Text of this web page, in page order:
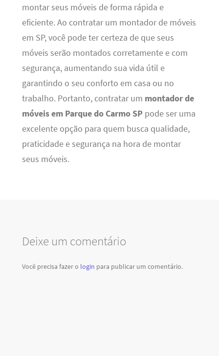
montar seus móveis de forma rápida e
eficiente. Ao contratar um montador de móveis
em SP, você pode ter certeza de que seus
móveis serão montados corretamente e com
segurança, aumentando sua vida útil e
garantindo o seu conforto em casa ou no
trabalho. Portanto, contratar um montador de
móveis em Parque do Carmo SP pode ser uma
excelente opção para quem busca qualidade,
praticidade e segurança na hora de montar
seus móveis.
Deixe um comentário
Você precisa fazer o login para publicar um comentário.